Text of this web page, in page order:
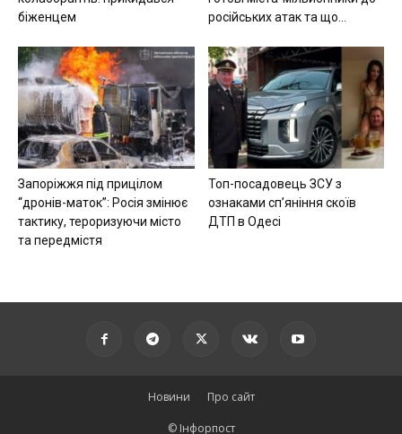
біженцем
російських атак та що...
Запоріжжя під прицілом
“дронів-маток”: Росія змінює
тактику, тероризуючи місто
та передмістя
Топ-посадовець ЗСУ з
ознаками сп’яніння скоїв
ДТП в Одесі
Новини Про сайт
© Інфорпост